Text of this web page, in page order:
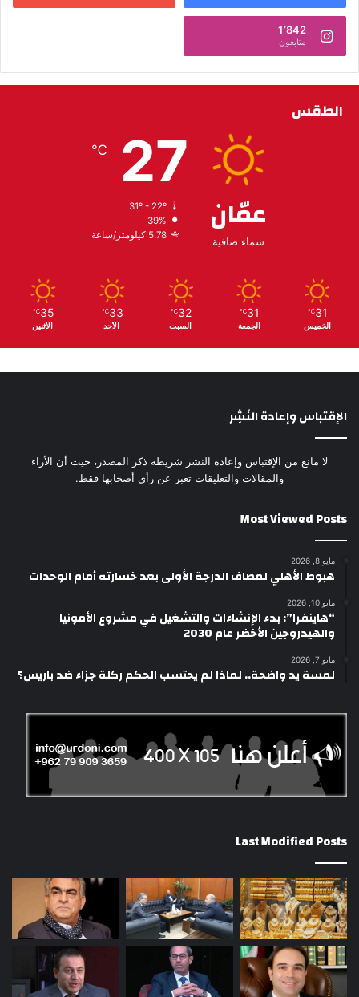
1٬842
متابعون
الطقس
عمّان
سماء صافية
27
℃
31º - 22º
39%
5.78 كيلومتر/ساعة
31
℃
الخميس
31
℃
الجمعة
32
℃
السبت
33
℃
الأحد
35
℃
الأثنين
الإقتباس وإعادة النَشِر
لا مانع من الإقتباس وإعادة النشر شريطة ذكر المصدر، حيث أن الأراء
والمقالات والتعليقات تعبر عن رأي أصحابها فقط.
Most Viewed Posts
مايو 8, 2026
هبوط الأهلي لمصاف الدرجة الأولى بعد خسارته أمام الوحدات
مايو 10, 2026
“هاينفرا”: بدء الإنشاءات والتشغيل في مشروع الأمونيا
والهيدروجين الأخضر عام 2030
مايو 7, 2026
لمسة يد واضحة.. لماذا لم يحتسب الحكم ركلة جزاء ضد باريس؟
Last Modified Posts